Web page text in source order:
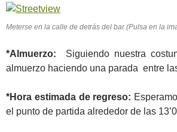
Meterse en la calle de detrás del bar (Pulsa en la
*Almuerzo: Siguiendo nuestra
almuerzo haciendo una parada entre las
*Hora estimada de regreso:
el punto de partida alrededor de las